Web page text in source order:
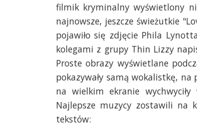
filmik kryminalny wyświetlony
najnowsze, jeszcze świeżutkie
pojawiło się zdjęcie Phila
kolegami z grupy Thin Lizzy
Proste obrazy wyświetlane
pokazywały samą wokalistkę, na
na wielkim ekranie
Najlepsze muzycy zostawili na
tekstów: